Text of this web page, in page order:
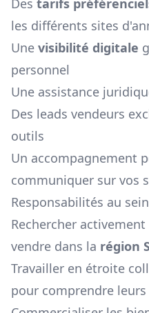
Des tarifs
les différents sites
Une visibilité digitale
personnel
Une assistance
Des leads vendeurs
outils
Un accompagnement
communiquer sur vos
Responsabilités au
Rechercher
vendre dans la région
Travailler en étroite
pour comprendre